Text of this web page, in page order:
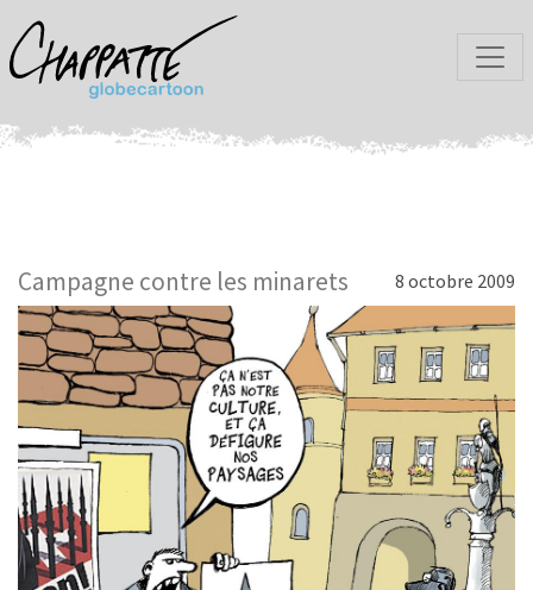
Campagne contre les minarets 8 octobre 2009